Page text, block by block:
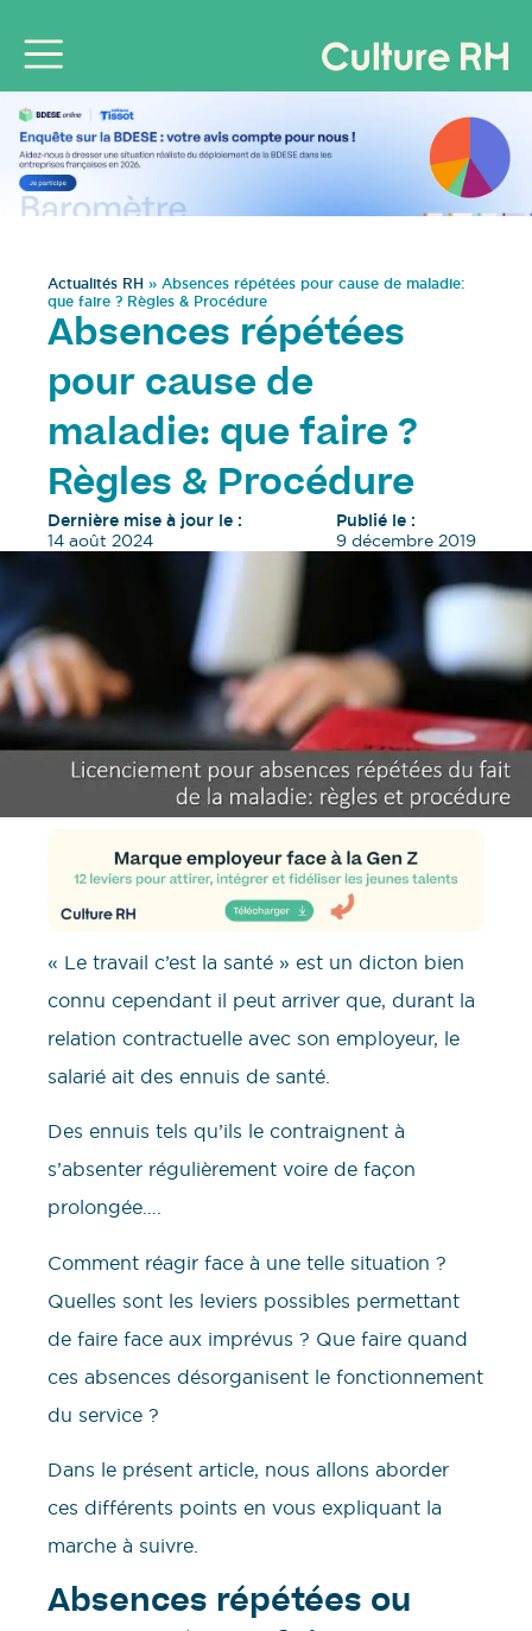
Actualités RH » Absences répétées pour cause de maladie:
que faire ? Règles & Procédure
Absences répétées
pour cause de
maladie: que faire ?
Règles & Procédure
Dernière mise à jour le :
14 août 2024
Publié le :
9 décembre 2019
« Le travail c’est la santé » est un dicton bien
connu cependant il peut arriver que, durant la
relation contractuelle avec son employeur, le
salarié ait des ennuis de santé.
Des ennuis tels qu’ils le contraignent à
s’absenter régulièrement voire de façon
prolongée….
Comment réagir face à une telle situation ?
Quelles sont les leviers possibles permettant
de faire face aux imprévus ? Que faire quand
ces absences désorganisent le fonctionnement
du service ?
Dans le présent article, nous allons aborder
ces différents points en vous expliquant la
marche à suivre.
Absences répétées ou